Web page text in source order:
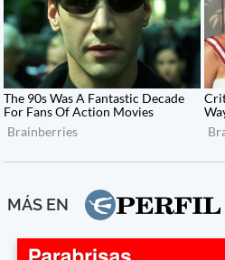
MÁS EN